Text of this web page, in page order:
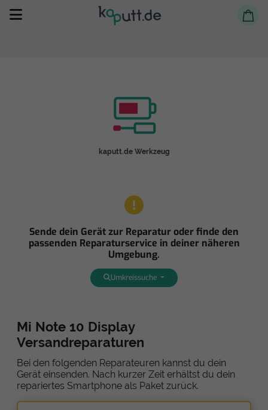
Selbst reparieren
kaputt.de Werkzeug
Sende dein Gerät zur Reparatur oder finde den
passenden Reparaturservice in deiner näheren
Umgebung.
Umkreissuche
Mi Note 10 Display
Versandreparaturen
Bei den folgenden Reparateuren kannst du dein
Gerät einsenden. Nach kurzer Zeit erhältst du dein
repariertes Smartphone als Paket zurück.